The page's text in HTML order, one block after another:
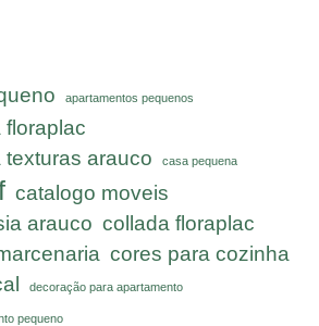
apartamentos pequenos
arauco
casa pequena
catalogo moveis
arauco collada floraplac
cores para cozinha
decoração para apartamento
pequeno